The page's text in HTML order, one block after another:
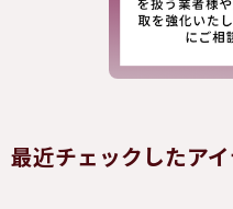
最近チェックしたア